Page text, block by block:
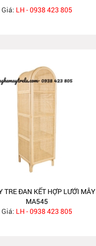
Giá: LH - 0938 423 805
TRE ĐAN KẾT HỢP LƯỚI MÂY
MA545
Giá: LH - 0938 423 805